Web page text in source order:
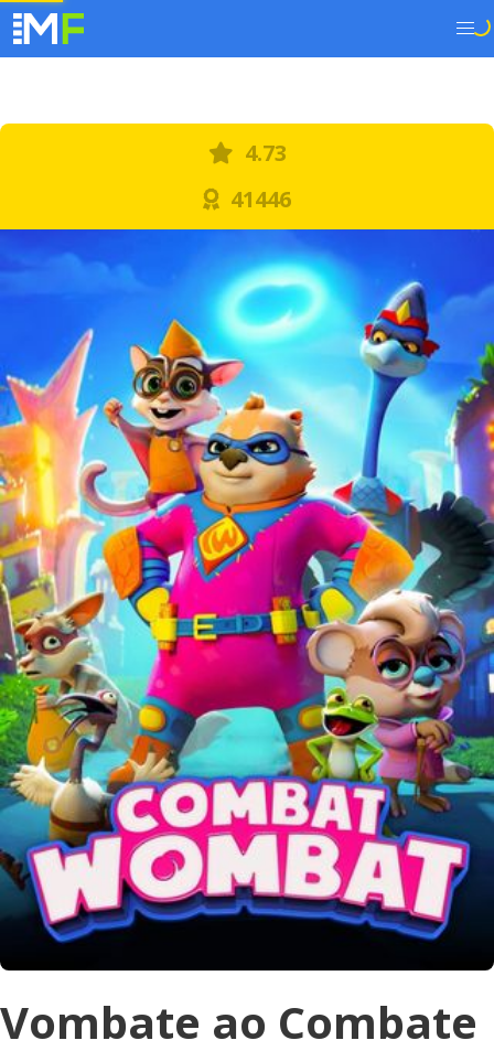
4.73
41446
Vombate ao Combate